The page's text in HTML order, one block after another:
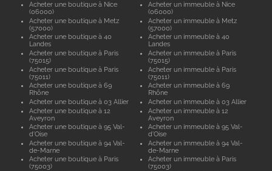
Acheter une boutique à Nice
(06000)
Acheter une boutique à Metz
(57000)
Acheter une boutique à 40
Landes
Acheter une boutique à Paris
(75015)
Acheter une boutique à Paris
(75011)
Acheter une boutique à 69
Rhône
Acheter une boutique à 03 Allier
Acheter une boutique à 12
Aveyron
Acheter une boutique à 95 Val-
d'Oise
Acheter une boutique à 94 Val-
de-Marne
Acheter une boutique à Paris
(75003)
Acheter un immeuble à Nice
(06000)
Acheter un immeuble à Metz
(57000)
Acheter un immeuble à 40
Landes
Acheter un immeuble à Paris
(75015)
Acheter un immeuble à Paris
(75011)
Acheter un immeuble à 69
Rhône
Acheter un immeuble à 03 Allier
Acheter un immeuble à 12
Aveyron
Acheter un immeuble à 95 Val-
d'Oise
Acheter un immeuble à 94 Val-
de-Marne
Acheter un immeuble à Paris
(75003)